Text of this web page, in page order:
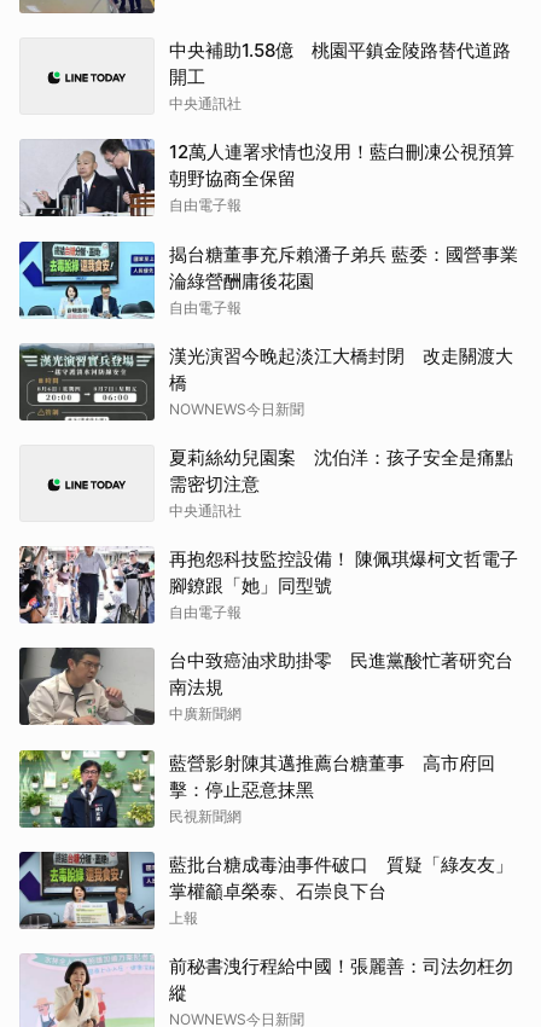
中央補助1.58億 桃園平鎮金陵路替代道路
開工
中央通訊社
12萬人連署求情也沒用！藍白刪凍公視預算
朝野協商全保留
自由電子報
揭台糖董事充斥賴潘子弟兵 藍委：國營事業
淪綠營酬庸後花園
自由電子報
漢光演習今晚起淡江大橋封閉 改走關渡大
橋
NOWNEWS今日新聞
夏莉絲幼兒園案 沈伯洋：孩子安全是痛點
需密切注意
中央通訊社
再抱怨科技監控設備！ 陳佩琪爆柯文哲電子
腳鐐跟「她」同型號
自由電子報
台中致癌油求助掛零 民進黨酸忙著研究台
南法規
中廣新聞網
藍營影射陳其邁推薦台糖董事 高市府回
擊：停止惡意抹黑
民視新聞網
藍批台糖成毒油事件破口 質疑「綠友友」
掌權籲卓榮泰、石崇良下台
上報
前秘書洩行程給中國！張麗善：司法勿枉勿
縱
NOWNEWS今日新聞